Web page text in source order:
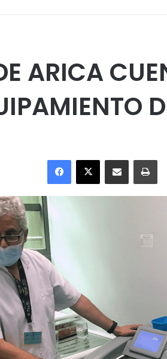
ARICA
Facebook
X Enviar vía email